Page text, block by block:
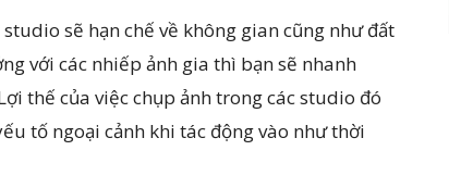
sẽ hạn chế về không gian cũng như đất
với các nhiếp ảnh gia thì bạn sẽ nhanh
thế của việc chụp ảnh trong các studio đó
tố ngoại cảnh khi tác động vào như thời